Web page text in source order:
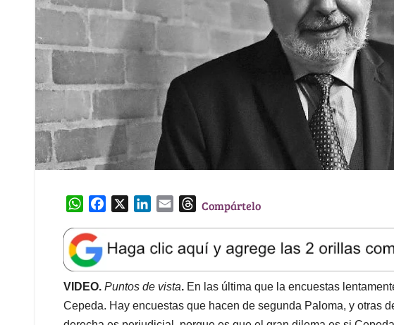
W
a
t
s
A
p
p
e
b
o
o
k
k
e
d
I
n
l
T
e
a
d
s
Compártelo
VIDEO. Puntos de vista. En las última que la encuestas
Cepeda. Hay encuestas que hacen de segunda Paloma, y otras